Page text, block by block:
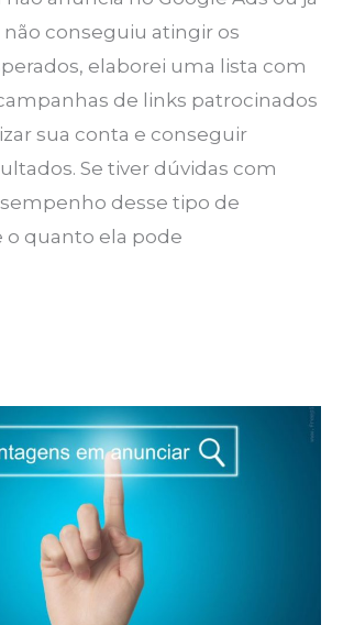
não conseguiu atingir os
elaborei uma lista com
de links patrocinados
sua conta e conseguir
Se tiver dúvidas com
desse tipo de
o quanto ela pode